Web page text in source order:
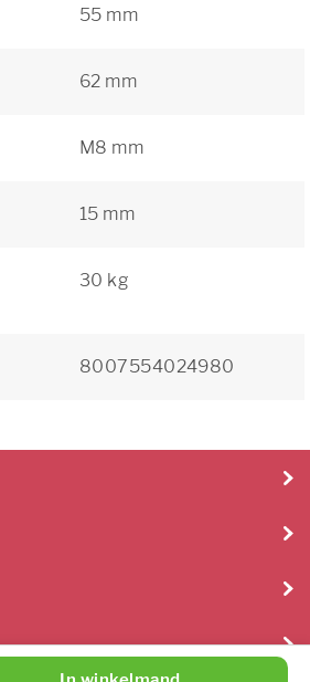
55 mm
62 mm
M8 mm
15 mm
30 kg
8007554024980